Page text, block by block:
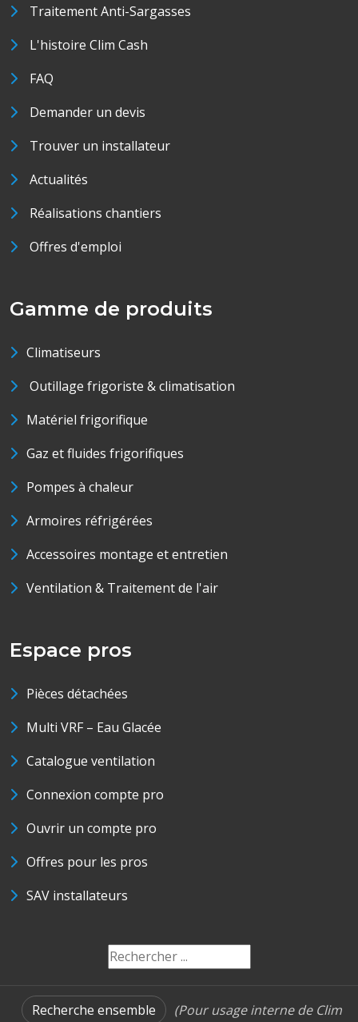
Traitement Anti-Sargasses
L'histoire Clim Cash
FAQ
Demander un devis
Trouver un installateur
Actualités
Réalisations chantiers
Offres d'emploi
Gamme de produits
Climatiseurs
Outillage frigoriste & climatisation
Matériel frigorifique
Gaz et fluides frigorifiques
Pompes à chaleur
Armoires réfrigérées
Accessoires montage et entretien
Ventilation & Traitement de l'air
Espace pros
Pièces détachées
Multi VRF – Eau Glacée
Catalogue ventilation
Connexion compte pro
Ouvrir un compte pro
Offres pour les pros
SAV installateurs
Recherche ensemble (Pour usage interne de Clim